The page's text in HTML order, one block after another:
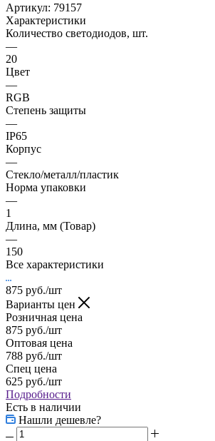
Артикул: 79157
Характеристики
Количество светодиодов, шт.
—
20
Цвет
—
RGB
Степень защиты
—
IP65
Корпус
—
Стекло/металл/пластик
Норма упаковки
—
1
Длина, мм (Товар)
—
150
Все характеристики
875 руб./шт
Варианты цен
Розничная цена
875 руб./шт
Оптовая цена
788 руб./шт
Спец цена
625 руб./шт
Подробности
Есть в наличии
Нашли дешевле?